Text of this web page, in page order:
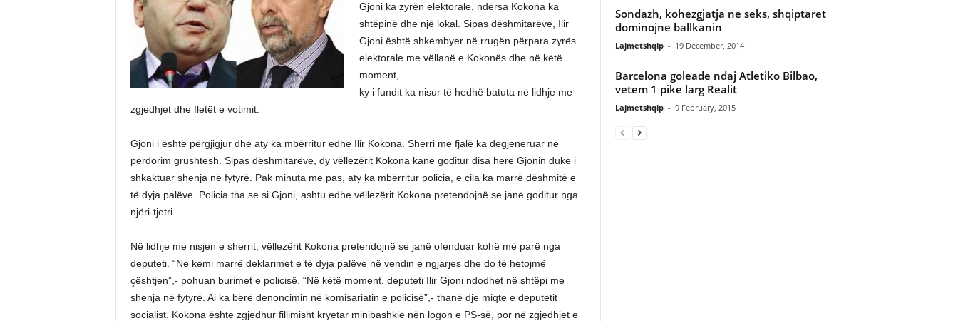
Gjoni ka zyrën elektorale, ndërsa Kokona ka
shtëpinë dhe një lokal. Sipas dëshmitarëve, Ilir
Gjoni është shkëmbyer në rrugën përpara zyrës
elektorale me vëllanë e Kokonës dhe në këtë
moment,
ky i fundit ka nisur të hedhë batuta në lidhje me
zgjedhjet dhe fletët e votimit.
Gjoni i është përgjigjur dhe aty ka mbërritur edhe Ilir Kokona. Sherri me fjalë ka degjeneruar në
përdorim grushtesh. Sipas dëshmitarëve, dy vëllezërit Kokona kanë goditur disa herë Gjonin duke i
shkaktuar shenja në fytyrë. Pak minuta më pas, aty ka mbërritur policia, e cila ka marrë dëshmitë e
të dyja palëve. Policia tha se si Gjoni, ashtu edhe vëllezërit Kokona pretendojnë se janë goditur nga
njëri-tjetri.
Në lidhje me nisjen e sherrit, vëllezërit Kokona pretendojnë se janë ofenduar kohë më parë nga
deputeti. “Ne kemi marrë deklarimet e të dyja palëve në vendin e ngjarjes dhe do të hetojmë
çështjen”,- pohuan burimet e policisë. “Në këtë moment, deputeti Ilir Gjoni ndodhet në shtëpi me
shenja në fytyrë. Ai ka bërë denoncimin në komisariatin e policisë”,- thanë dje miqtë e deputetit
socialist. Kokona është zgjedhur fillimisht kryetar minibashkie nën logon e PS-së, por në zgjedhjet e
Sondazh, kohezgjatja ne seks, shqiptaret
dominojne ballkanin
Lajmetshqip - 19 December, 2014
Barcelona goleade ndaj Atletiko Bilbao,
vetem 1 pike larg Realit
Lajmetshqip - 9 February, 2015